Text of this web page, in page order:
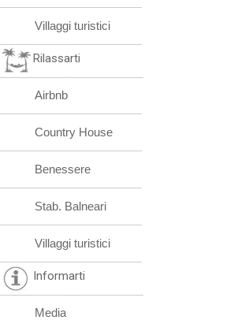
Villaggi turistici
Rilassarti
Airbnb
Country House
Benessere
Stab. Balneari
Villaggi turistici
Informarti
Media